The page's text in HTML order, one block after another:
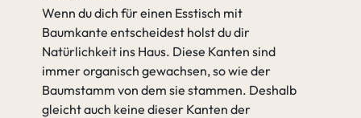
Wenn du dich für einen Esstisch mit
Baumkante entscheidest holst du dir
Natürlichkeit ins Haus. Diese Kanten sind
immer organisch gewachsen, so wie der
Baumstamm von dem sie stammen. Deshalb
gleicht auch keine dieser Kanten der